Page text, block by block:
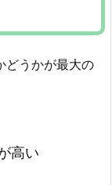
どうかが最大の
高い